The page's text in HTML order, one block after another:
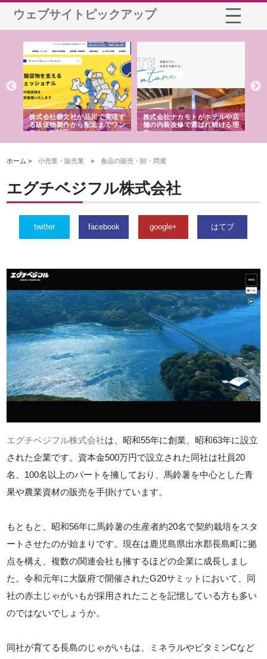
ウェブサイトピックアップ
株式会社耕文社が品川で実現す
る販促物製作から配送までワン
ストップ対応
株式会社ナカモトがホテルや店
舗の内装改修で選ばれ続ける理
由
ホーム >小売業・販売業 >食品の販売・卸・問屋
エグチベジフル株式会社
twitter facebook google+ はてブ
エグチベジフル株式会社は、昭和55年に創業、昭和63年に設立
された企業です。資本金500万円で設立された同社は社員20
名、100名以上のパートを擁しており、馬鈴薯を中心とした青
果や農業資材の販売を手掛けています。
もともと、昭和56年に馬鈴薯の生産者約20名で契約栽培をスタ
ートさせたのが始まりです。現在は鹿児島県出水郡長島町に拠
点を構え、複数の関連会社も擁するほどの企業に成長しまし
た。令和元年に大阪府で開催されたG20サミットにおいて、同
社の赤土じゃがいもが採用されたことを記憶している方も多い
のではないでしょうか。
同社が育てる長島のじゃがいもは、ミネラルやビタミンCなど